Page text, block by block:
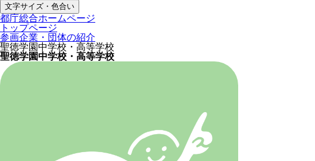
文字サイズ・色合い
都庁総合ホームページ
トップページ
参画企業・団体の紹介
聖徳学園中学校・高等学校
聖徳学園中学校・高等学校